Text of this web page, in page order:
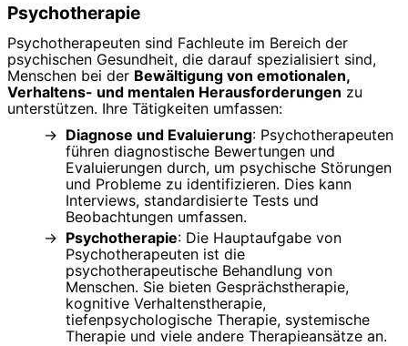
Psychotherapie
Psychotherapeuten sind Fachleute im Bereich der
psychischen Gesundheit, die darauf spezialisiert sind,
Menschen bei der Bewältigung von emotionalen,
Verhaltens- und mentalen Herausforderungen zu
unterstützen. Ihre Tätigkeiten umfassen:
Diagnose und Evaluierung: Psychotherapeuten
führen diagnostische Bewertungen und
Evaluierungen durch, um psychische Störungen
und Probleme zu identifizieren. Dies kann
Interviews, standardisierte Tests und
Beobachtungen umfassen.
Psychotherapie: Die Hauptaufgabe von
Psychotherapeuten ist die
psychotherapeutische Behandlung von
Menschen. Sie bieten Gesprächstherapie,
kognitive Verhaltenstherapie,
tiefenpsychologische Therapie, systemische
Therapie und viele andere Therapieansätze an.